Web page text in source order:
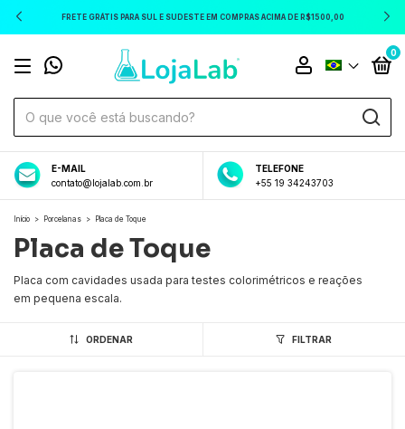
FRETE GRÁTIS PARA SUL E SUDESTE EM COMPRAS ACIMA DE R$1500,00
0
E-MAIL
contato@lojalab.com.br
TELEFONE
+55 19 34243703
Início > Porcelanas > Placa de Toque
Placa de Toque
Placa com cavidades usada para testes colorimétricos e reações
em pequena escala.
ORDENAR FILTRAR